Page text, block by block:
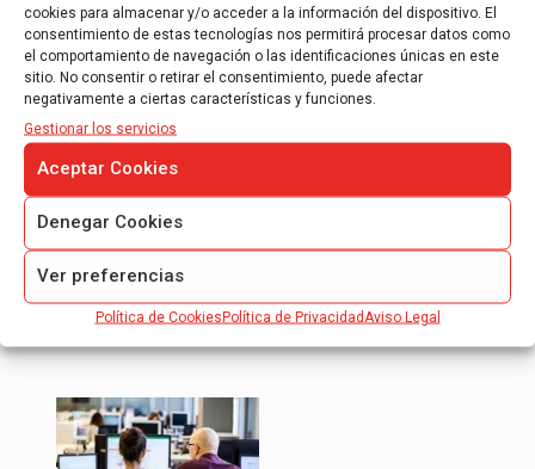
cookies para almacenar y/o acceder a la información del dispositivo. El
consentimiento de estas tecnologías nos permitirá procesar datos como
el comportamiento de navegación o las identificaciones únicas en este
sitio. No consentir o retirar el consentimiento, puede afectar
negativamente a ciertas características y funciones.
Gestionar los servicios
Aceptar Cookies
Denegar Cookies
Ver preferencias
Política de CookiesPolítica de Privacidad Aviso Legal
Informe de auditoría para justificación de
ayudas CDTI.
Informe de auditoría para justificación
FEDER – 7º Programa Marco.
Informe de auditoría controlador de primer
Nuestros auditores tienen mas de 10 años de
experiencia en la realizacion de informes de
públicos…
Leer más